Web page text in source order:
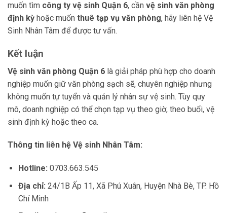
muốn tìm công ty vệ sinh Quận 6, cần vệ sinh văn phòng
định kỳ hoặc muốn thuê tạp vụ văn phòng, hãy liên hệ Vệ
Sinh Nhân Tâm để được tư vấn.
Kết luận
Vệ sinh văn phòng Quận 6 là giải pháp phù hợp cho doanh
nghiệp muốn giữ văn phòng sạch sẽ, chuyên nghiệp nhưng
không muốn tự tuyển và quản lý nhân sự vệ sinh. Tùy quy
mô, doanh nghiệp có thể chọn tạp vụ theo giờ, theo buổi, vệ
sinh định kỳ hoặc theo ca.
Thông tin liên hệ Vệ sinh Nhân Tâm:
Hotline: 0703.663.545
Địa chỉ: 24/1B Ấp 11, Xã Phú Xuân, Huyện Nhà Bè, TP. Hồ
Chí Minh